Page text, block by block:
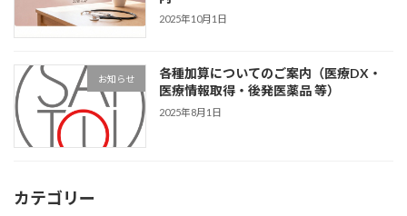
2025年10月1日
お知らせ
各種加算についてのご案内（医療DX・
医療情報取得・後発医薬品 等）
2025年8月1日
カテゴリー